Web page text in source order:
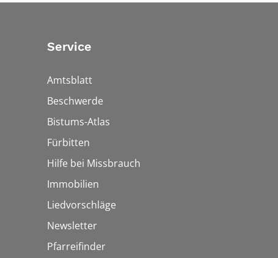
Service
Amtsblatt
Beschwerde
Bistums-Atlas
Fürbitten
Hilfe bei Missbrauch
Immobilien
Liedvorschläge
Newsletter
Pfarreifinder